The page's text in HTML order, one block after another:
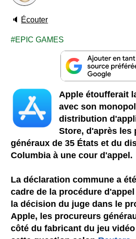
🔈 Écouter
EPIC GAMES
Apple étoufferait
avec son
distribution
Store, d'après les
généraux de 35 États et du
Columbia à une cour d'appel.
La déclaration commune a
cadre de la procédure
la décision du juge dans le
Apple, les procureurs
côté du fabricant du jeu